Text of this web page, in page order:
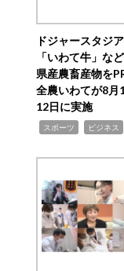
ドジャースタジ
「いわて牛」な
県産農畜産物を
全農いわてが8月
12日に実施
スポーツ ビジネス